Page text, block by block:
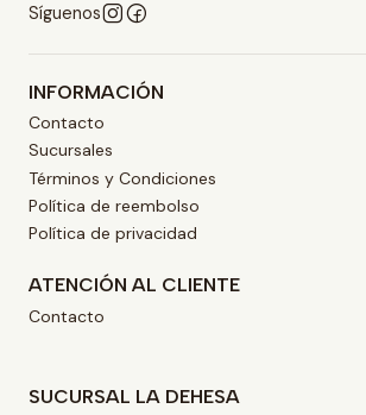
Síguenos
INFORMACIÓN
Contacto
Sucursales
Términos y Condiciones
Política de reembolso
Política de privacidad
ATENCIÓN AL CLIENTE
Contacto
SUCURSAL LA DEHESA